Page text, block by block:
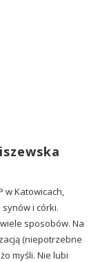
w Katowicach,
i córki.
sposobów. Na
(niepotrzebne
myśli. Nie lubi